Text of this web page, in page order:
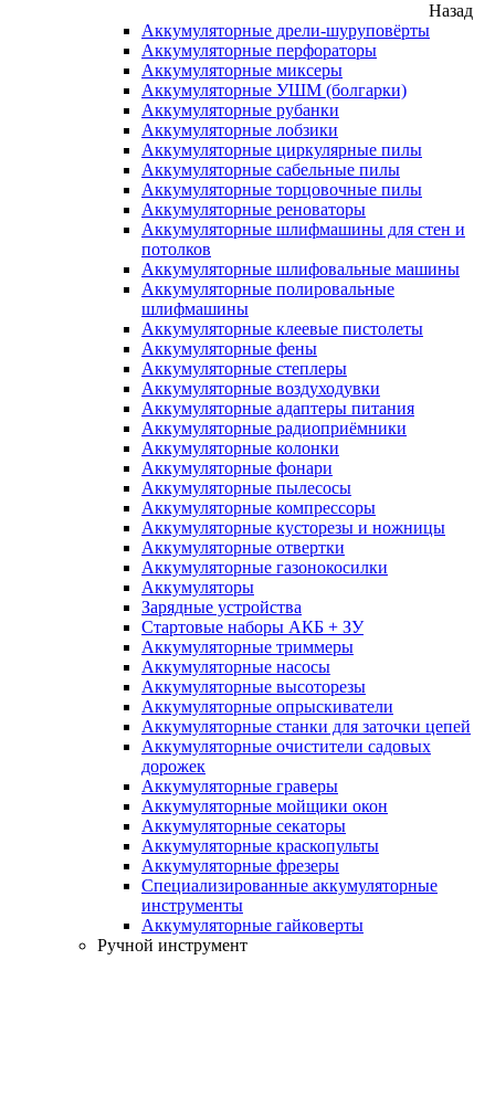
Назад
Аккумуляторные дрели-шуруповёрты
Аккумуляторные перфораторы
Аккумуляторные миксеры
Аккумуляторные УШМ (болгарки)
Аккумуляторные рубанки
Аккумуляторные лобзики
Аккумуляторные циркулярные пилы
Аккумуляторные сабельные пилы
Аккумуляторные торцовочные пилы
Аккумуляторные реноваторы
Аккумуляторные шлифмашины для стен и
потолков
Аккумуляторные шлифовальные машины
Аккумуляторные полировальные
шлифмашины
Аккумуляторные клеевые пистолеты
Аккумуляторные фены
Аккумуляторные степлеры
Аккумуляторные воздуходувки
Аккумуляторные адаптеры питания
Аккумуляторные радиоприёмники
Аккумуляторные колонки
Аккумуляторные фонари
Аккумуляторные пылесосы
Аккумуляторные компрессоры
Аккумуляторные кусторезы и ножницы
Аккумуляторные отвертки
Аккумуляторные газонокосилки
Аккумуляторы
Зарядные устройства
Стартовые наборы АКБ + ЗУ
Аккумуляторные триммеры
Аккумуляторные насосы
Аккумуляторные высоторезы
Аккумуляторные опрыскиватели
Аккумуляторные станки для заточки цепей
Аккумуляторные очистители садовых
дорожек
Аккумуляторные граверы
Аккумуляторные мойщики окон
Аккумуляторные секаторы
Аккумуляторные краскопульты
Аккумуляторные фрезеры
Специализированные аккумуляторные
инструменты
Аккумуляторные гайковерты
Ручной инструмент